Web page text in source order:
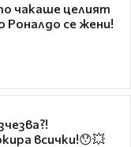
чакаше целият
Роналдо се жени!
всички!😯💥